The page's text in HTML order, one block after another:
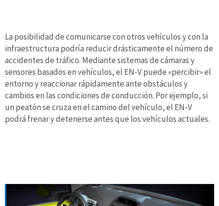
La posibilidad de comunicarse con otros vehículos y con la
infraestructura podría reducir drásticamente el número de
accidentes de tráfico. Mediante sistemas de cámaras y
sensores basados en vehículos, el EN-V puede «percibir» el
entorno y reaccionar rápidamente ante obstáculos y
cambios en las condiciones de conducción. Por ejemplo, si
un peatón se cruza en el camino del vehículo, el EN-V
podrá frenar y detenerse antes que los vehículos actuales.